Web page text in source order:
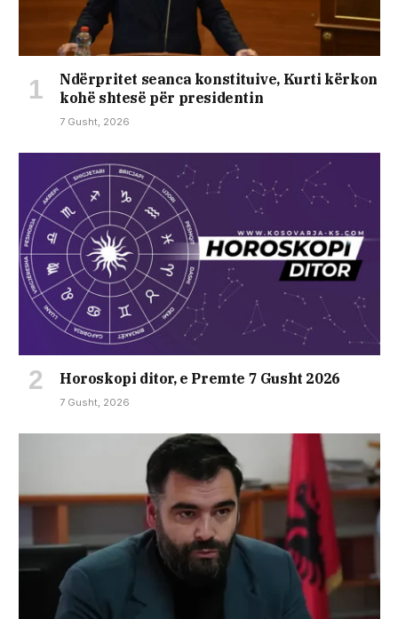
Ndërpritet seanca konstituive, Kurti kërkon
kohë shtesë për presidentin
7 Gusht, 2026
Horoskopi ditor, e Premte 7 Gusht 2026
7 Gusht, 2026